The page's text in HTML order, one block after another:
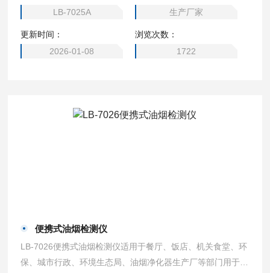
局、执法大队、油烟净化器生产厂家等企事业单位。
LB-7025A
生产厂家
更新时间：
2026-01-08
浏览次数：
1722
便携式油烟检测仪
LB-7026便携式油烟检测仪适用于餐厅、饭店、机关食堂、环
保、城市行政、环境生态局、油烟净化器生产厂等部门用于油